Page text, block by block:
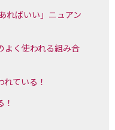
ればいい」ニュアン
く使われる組み合
ている！